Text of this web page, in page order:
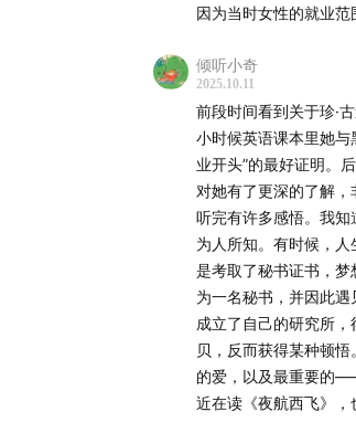
贡贝国家公园的所在位置
因为当时女性的就业
倾听小奇
2025.10.11
前段时间看到关于珍·
小时候英语课本里她
业开头”的最好证明。
对她有了更深的了解，
听完有许多感悟。我
为人所知。有时候，
是考取了秘书证书，
为一名秘书，并因此
成立了自己的研究所
贝，反而获得某种顿
的爱，以及最重要的
近在读《夜航西飞》，